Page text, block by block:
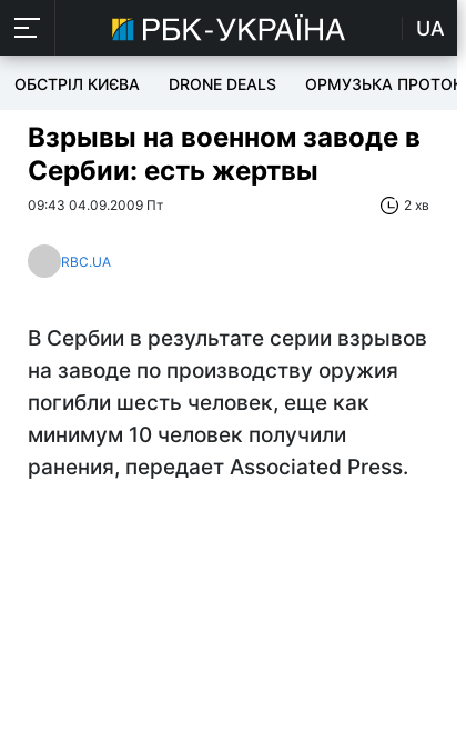
UA
ОБСТРІЛ КИЄВА DRONE DEALS ОРМУЗЬКА ПРОТОКА
Взрывы на военном заводе в
Сербии: есть жертвы
09:43 04.09.2009 Пт 2 хв
RBC.UA
В Сербии в результате серии взрывов
на заводе по производству оружия
погибли шесть человек, еще как
минимум 10 человек получили
ранения, передает Associated Press.